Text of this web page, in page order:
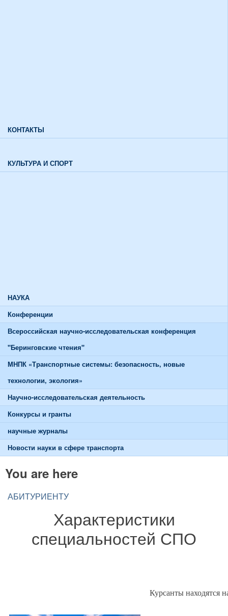
КОНТАКТЫ
КУЛЬТУРА И СПОРТ
НАУКА
Конференции
Всероссийская научно-исследовательская конференция
"Беринговские чтения"
МНПК «Транспортные системы: безопасность, новые
технологии, экология»
Научно-исследовательская деятельность
Конкурсы и гранты
научные журналы
Новости науки в сфере транспорта
You are here
АБИТУРИЕНТУ
Характеристики
специальностей СПО
Курсанты находятся